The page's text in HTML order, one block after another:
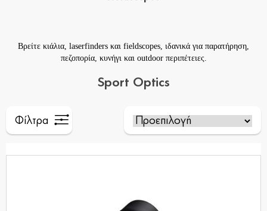
Βρείτε κιάλια laserfinders και fieldscopes , ιδανικά για παρατήρηση,
πεζοπορία, κυνήγι και outdoor περιπέτειες.
Sport Optics
Φίλτρα